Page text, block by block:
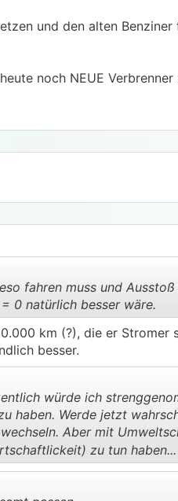
und den alten
noch NEUE Verbrenner
..
fahren muss und
0 natürlich besser wäre.
km (?), die er Stromer
besser.
..
würde ich
haben. Werde jetzt
Aber mit
zu tun haben...